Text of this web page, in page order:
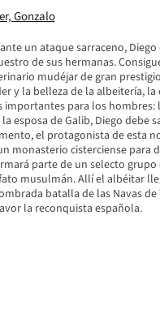
Gonzalo
un ataque sarraceno,
de sus hermanas.
mudéjar de gran
y la belleza de la albeitería,
importantes para los
esposa de Galib, Diego debe
el protagonista de esta
monasterio cisterciense para
parte de un selecto
musulmán. Allí el albéitar
batalla de las Navas
la reconquista española.